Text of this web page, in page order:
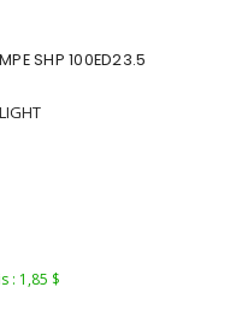
SHP 100ED23.5
: 1,85 $